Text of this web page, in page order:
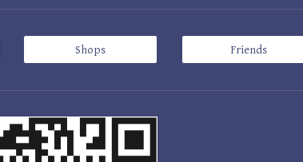
Shops Friends